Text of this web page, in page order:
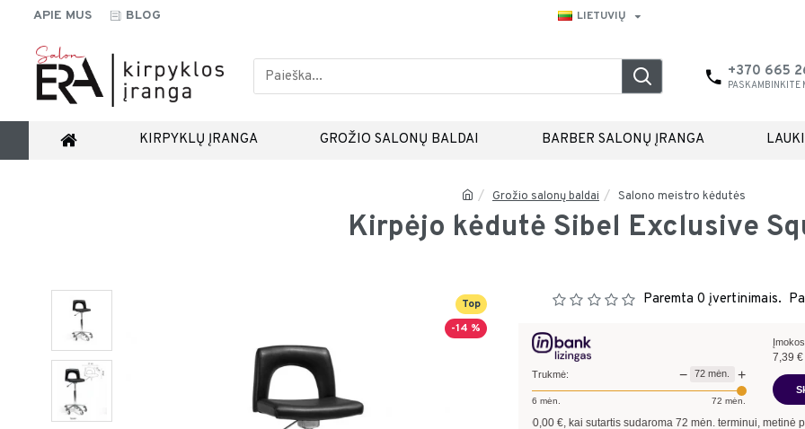
APIE MUS BLOG LIETUVIŲ
+370 665
PASKAMBINKITE
KIRPYKLŲ ĮRANGA GROŽIO SALONŲ BALDAI BARBER SALONŲ ĮRANGA
Grožio salonų baldai Salono meistro kėdutės
Kirpėjo kėdutė Sibel Exclusive
Top
-14 %
Paremta 0 įvertinimais.
Trukmė: − 72 mėn. +
6 mėn. 72 mėn.
7,39 €
Pavyzdžiui, skolinantis €, kai sutartis sudaroma72mėn. terminui, metinė palūkanų norma